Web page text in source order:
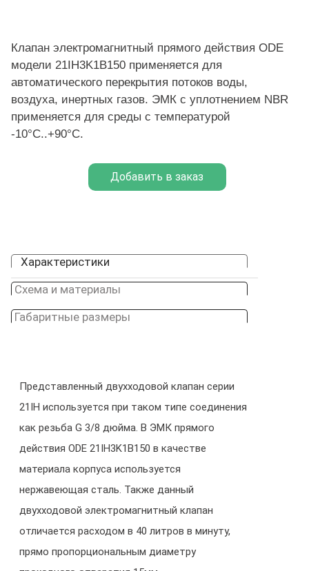
Клапан электромагнитный прямого действия ODE
модели 21IH3K1B150 применяется для
автоматического перекрытия потоков воды,
воздуха, инертных газов. ЭМК с уплотнением NBR
применяется для среды с температурой
-10°C..+90°C.
Характеристики
Схема и материалы
Габаритные размеры
Представленный двухходовой клапан серии
21IH используется при таком типе соединения
как резьба G 3/8 дюйма. В ЭМК прямого
действия ODE 21IH3K1B150 в качестве
материала корпуса используется
нержавеющая сталь. Также данный
двухходовой электромагнитный клапан
отличается расходом в 40 литров в минуту,
прямо пропорциональным диаметру